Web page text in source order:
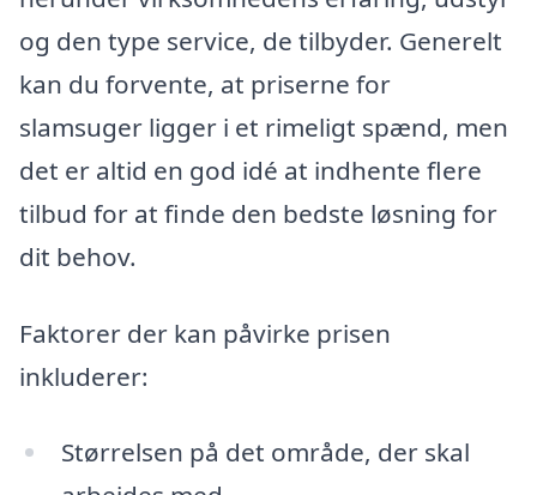
og den type service, de tilbyder. Generelt
kan du forvente, at priserne for
slamsuger ligger i et rimeligt spænd, men
det er altid en god idé at indhente flere
tilbud for at finde den bedste løsning for
dit behov.
Faktorer der kan påvirke prisen
inkluderer:
Størrelsen på det område, der skal